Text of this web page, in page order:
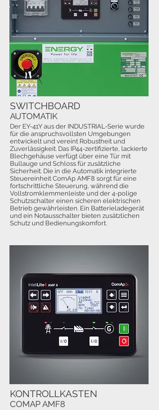
Der EY-41Y aus der INDUSTRIAL-Serie wurde
für die anspruchsvollsten Umgebungen
entwickelt und vereint Robustheit und
Zuverlässigkeit. Das IP44-zertifizierte, lackierte
Blechgehäuse verfügt über eine Tür mit
Bullauge und Schloss für zusätzliche
Sicherheit. Die in die Automatik integrierte
Steuereinheit ComAp AMF8 sorgt für eine
fortschrittliche Steuerung, während die
Vollstromklemmenleiste und der 4-polige
Schutzschalter einen sicheren elektrischen
Betrieb gewährleisten. Ein Batterieladegerät
und ein Notausschalter bieten zusätzlichen
Schutz und Bedienungskomfort.
SWITCHBOARD
AUTOMATIK
KONTROLLKASTEN
COMAP AMF8